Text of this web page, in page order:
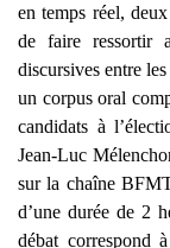
en temps réel,
de faire ressortir
discursives entre
un corpus oral
candidats à
Jean-Luc
sur la chaîne
d’une durée de 2
débat correspond